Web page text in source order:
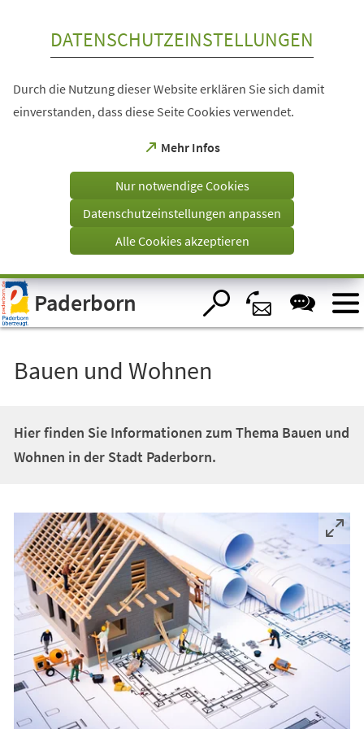
Visuelle
Assistenzsoftware
öffnen.
DATENSCHUTZEINSTELLUNGEN
Durch die Nutzung dieser Website erklären Sie sich damit
einverstanden, dass diese Seite Cookies verwendet.
Mehr Infos
(Öffnet
einem
Tab)
Nur notwendige Cookies
Datenschutzeinstellungen anpassen
Alle Cookies akzeptieren
Paderborn
Bauen und Wohnen
Hier finden Sie Informationen zum Thema Bauen und
Wohnen in der Stadt Paderborn.